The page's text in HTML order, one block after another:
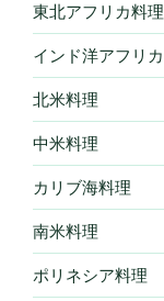
東北アフリカ料理
インド洋アフリカ
北米料理
中米料理
カリブ海料理
南米料理
ポリネシア料理